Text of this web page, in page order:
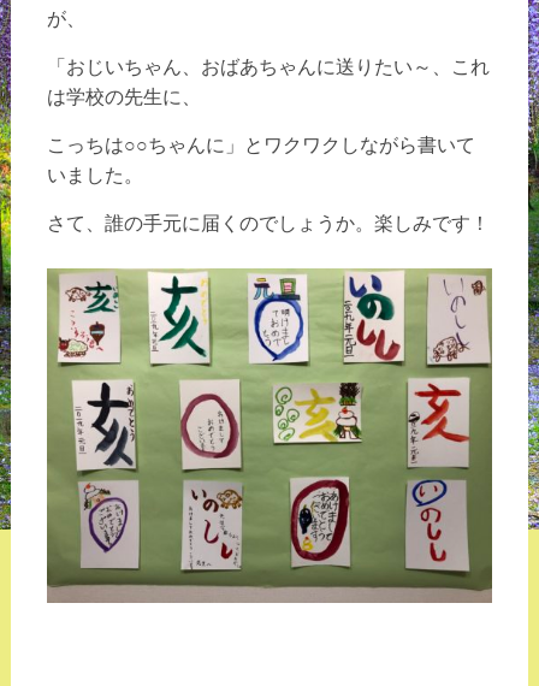
が、
「おじいちゃん、おばあちゃんに送りたい～、これ
は学校の先生に、
こっちは○○ちゃんに」とワクワクしながら書いて
いました。
さて、誰の手元に届くのでしょうか。楽しみです！